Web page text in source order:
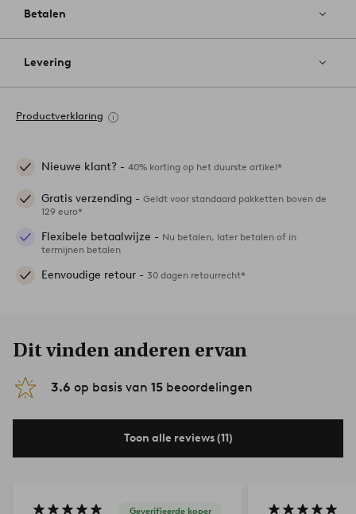
Betalen
Levering
Productverklaring
Nieuwe klant? - 40% korting op het duurste artikel*
Gratis verzending - Geldt voor standaard pakketten boven de
129 euro*
Flexibele betaalwijze - Nu betalen, later betalen of in
termijnen betalen
Eenvoudige retour - 30 dagen retourrecht*
Dit vinden anderen ervan
3.6 op basis van 15 beoordelingen
Toon alle reviews (11)
Geverifieerde koper